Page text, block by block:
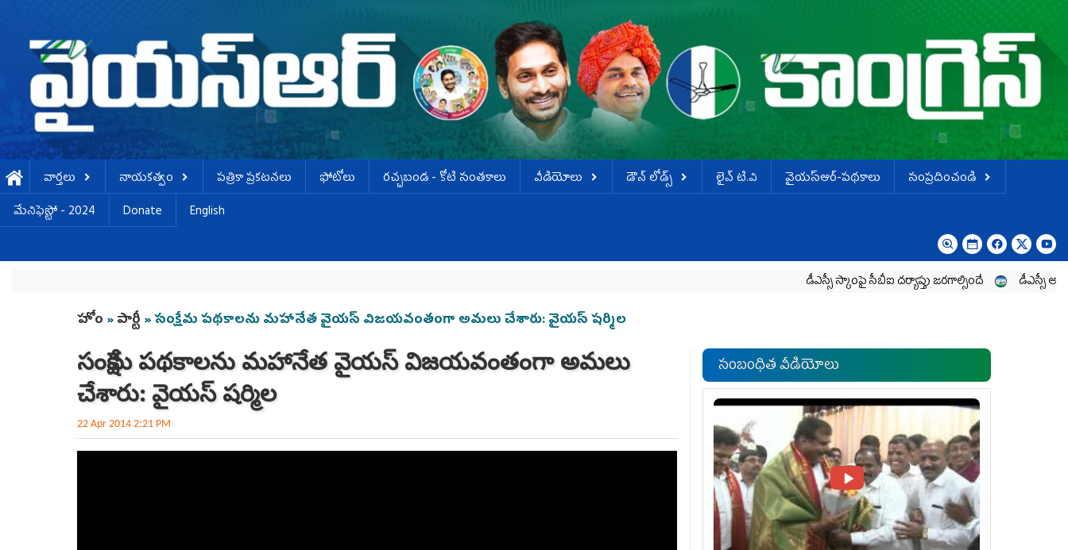
వార్తలు నాయకత్వం పత్రికా ప్రకటనలు ఫోటోలు ర‌చ్చ‌బండ‌ - కోటి సంత‌కాలు వీడియోలు డౌన్ లోడ్స్ లైవ్ టి.వి వైయస్ఆర్-పథకాలు
సంప్రదించండి
మేనిఫెస్టో - 2024
Donate English
డీఎస్సీ స్కాంపై సీబీఐ దర్యాప్తు జరగాల్సిందే డీఎస్సీ
You are here
హోం »పార్టీ » సంక్షేమ పథకాలను మహానేత వైయస్ విజయవంతంగా అమలు చేశారు: వైయస్ షర్మిల
సంక్షేమ పథకాలను మహానేత వైయస్ విజయవంతంగా అమలు
చేశారు: వైయస్ షర్మిల
22 Apr 2014 2:21 PM
సంబంధిత వీడియోలు